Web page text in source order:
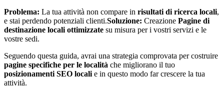
Problema: La tua attività non compare in risultati di ricerca locali,
e stai perdendo potenziali clienti.Soluzione: Creazione Pagine di
destinazione locali ottimizzate su misura per i vostri servizi e le
vostre sedi.
Seguendo questa guida, avrai una strategia comprovata per costruire
pagine specifiche per le località che migliorano il tuo
posizionamenti SEO locali e in questo modo far crescere la tua
attività.